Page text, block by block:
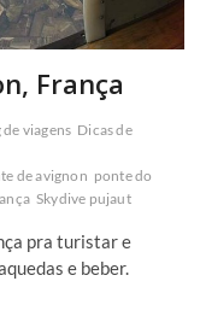
França
de viagens Dicas de
de avignon ponte do
Skydive pujaut
pra turistar e
e beber.